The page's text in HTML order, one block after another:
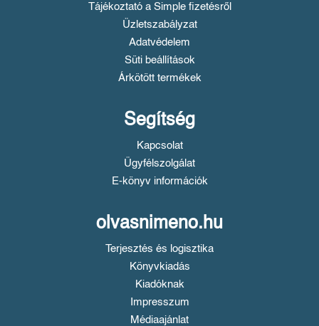
Tájékoztató a Simple fizetésről
Üzletszabályzat
Adatvédelem
Süti beállítások
Árkötött termékek
Segítség
Kapcsolat
Ügyfélszolgálat
E-könyv információk
olvasnimeno.hu
Terjesztés és logisztika
Könyvkiadás
Kiadóknak
Impresszum
Médiaajánlat